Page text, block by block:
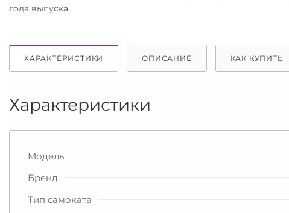
года выпуска
ХАРАКТЕРИСТИКИ ОПИСАНИЕ КАК КУПИТЬ
Характеристики
Модель
Бренд
Тип самоката